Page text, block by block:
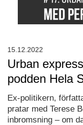
Urban
podden Hela
Ex-politikern,
pratar med Terese
inbromsning – om
15.12.2022